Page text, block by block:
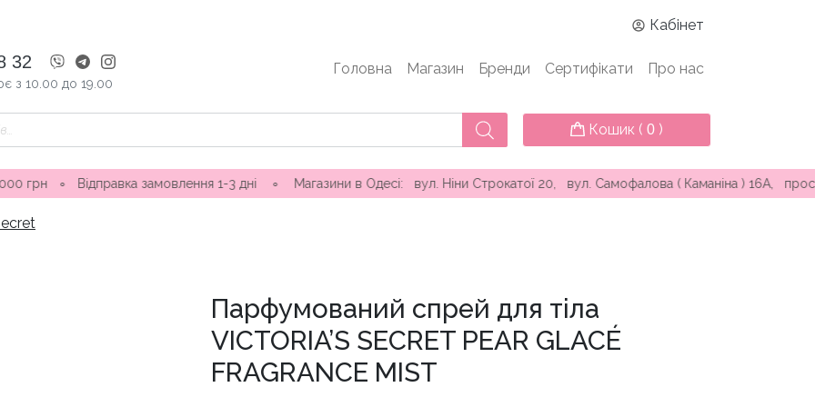
Кабінет
32
з 10.00 до 19.00
Головна Магазин Бренди Сертифікати Про нас
Кошик ( 0 )
Відправка замовлення 1-3 дні ∘ Магазини в Одесі: вул. Ніни Строкатої 20, вул. Самофалова ( Каманіна ) 16А, проспект
Парфумований спрей для тіла
VICTORIA’S SECRET PEAR GLACÉ
FRAGRANCE MIST